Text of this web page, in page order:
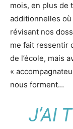
mois, en plus de
additionnelles où
révisant nos
me fait ressentir
de l’école, mais
«
nous forment…
J’AI